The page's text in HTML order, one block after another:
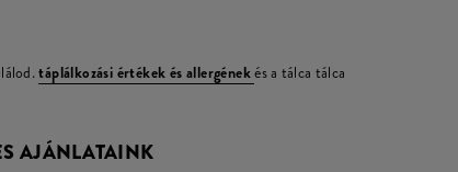
táplálkozási értékek és allergénekés a tálca tálca
AJÁNLATAINK